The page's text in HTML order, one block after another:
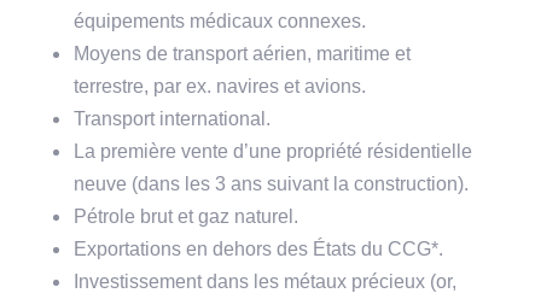
équipements médicaux connexes.
Moyens de transport aérien, maritime et
terrestre, par ex. navires et avions.
Transport international.
La première vente d’une propriété résidentielle
neuve (dans les 3 ans suivant la construction).
Pétrole brut et gaz naturel.
Exportations en dehors des États du CCG*.
Investissement dans les métaux précieux (or,